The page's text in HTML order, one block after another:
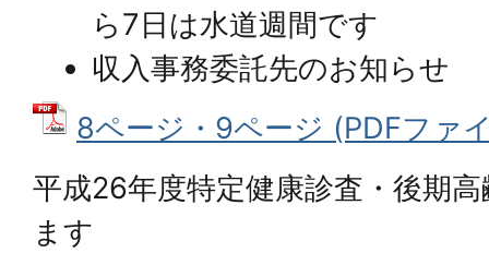
ら7日は水道週間です
収入事務委託先のお知らせ
8ページ・9ページ (PDFファ
平成26年度特定健康診査・後期
ます